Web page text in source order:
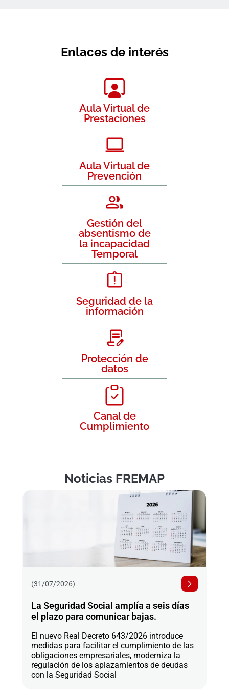
Enlaces de interés
Aula Virtual de
Prestaciones
Aula Virtual de
Prevención
Gestión del
absentismo de
la incapacidad
Temporal
Seguridad de la
información
Protección de
datos
Canal de
Cumplimiento
Noticias FREMAP
(31/07/2026)
La Seguridad Social amplía a seis días
el plazo para comunicar bajas.
El nuevo Real Decreto 643/2026 introduce
medidas para facilitar el cumplimiento de las
obligaciones empresariales, moderniza la
regulación de los aplazamientos de deudas
con la Seguridad Social